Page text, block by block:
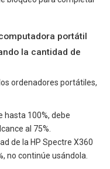
portátil
la cantidad de
ordenadores portátiles,
hasta 100%, debe
al 75%.
de la HP Spectre X360
no continúe usándola.